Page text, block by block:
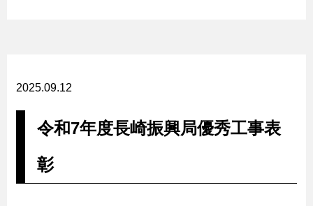
2025.09.12
令和7年度長崎振興局優秀工事表
彰